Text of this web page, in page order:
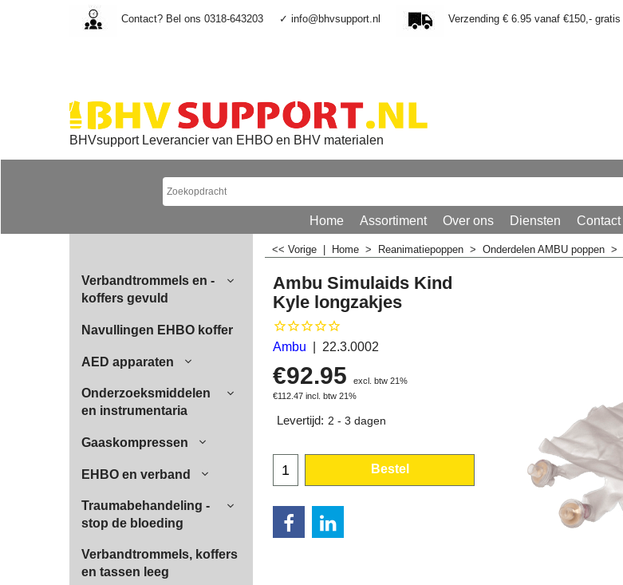
Contact? Bel ons 0318-643203 ✓ info@bhvsupport.nl Verzending € 6.95 vanaf €150,- gratis
BHVsupport Leverancier van EHBO en BHV materialen
Home Assortiment Over ons Diensten Contact
Verbandtrommels en -
koffers gevuld
Navullingen EHBO koffer
AED apparaten
Onderzoeksmiddelen
en instrumentaria
Gaaskompressen
EHBO en verband
Traumabehandeling -
stop de bloeding
Verbandtrommels, koffers
en tassen leeg
<< Vorige Home > Reanimatiepoppen > Onderdelen AMBU poppen >
Ambu Simulaids Kind
Kyle longzakjes
Ambu 22.3.0002
€92.95
excl. btw 21%
€112.47 incl. btw 21%
Levertijd: 2 - 3 dagen
Bestel